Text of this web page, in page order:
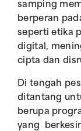
samping
berperan
seperti etika
digital,
cipta dan
Di tengah
ditantang
berupa
yang